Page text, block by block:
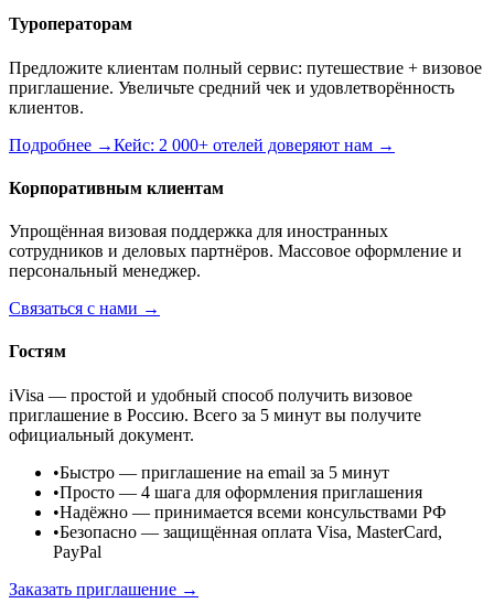
Туроператорам
Предложите клиентам полный сервис: путешествие + визовое
приглашение. Увеличьте средний чек и удовлетворённость
клиентов.
Подробнее →Кейс: 2 000+ отелей доверяют нам →
Корпоративным клиентам
Упрощённая визовая поддержка для иностранных
сотрудников и деловых партнёров. Массовое оформление и
персональный менеджер.
Связаться с нами →
Гостям
iVisa — простой и удобный способ получить визовое
приглашение в Россию. Всего за 5 минут вы получите
официальный документ.
•Быстро — приглашение на email за 5 минут
•Просто — 4 шага для оформления приглашения
•Надёжно — принимается всеми консульствами РФ
•Безопасно — защищённая оплата Visa, MasterCard,
PayPal
Заказать приглашение →